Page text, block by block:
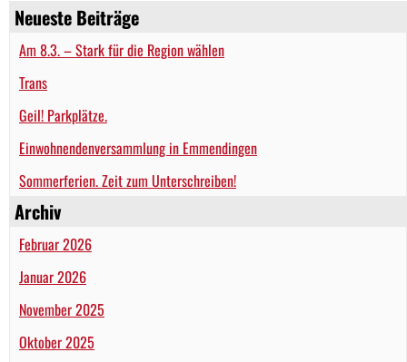
Neueste Beiträge
Am 8.3. – Stark für die Region wählen
Trans
Geil! Parkplätze.
Einwohnendenversammlung in Emmendingen
Sommerferien. Zeit zum Unterschreiben!
Archiv
Februar 2026
Januar 2026
November 2025
Oktober 2025